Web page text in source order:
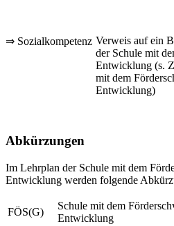
⇒ Sozialkompetenz Verweis auf ein
der Schule mit
Entwicklung (s.
mit dem
Entwicklung)
Abkürzungen
Im Lehrplan der Schule mit dem
Entwicklung werden folgende
FÖS(G)
Schule mit dem
Entwicklung